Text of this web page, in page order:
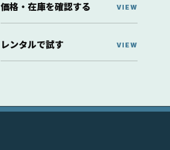
価格・在庫を確認する
レンタルで試す